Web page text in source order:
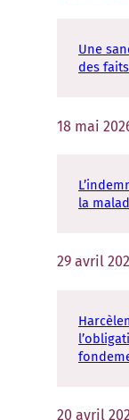
Une
des
18 mai
la
29 avril
20 avril